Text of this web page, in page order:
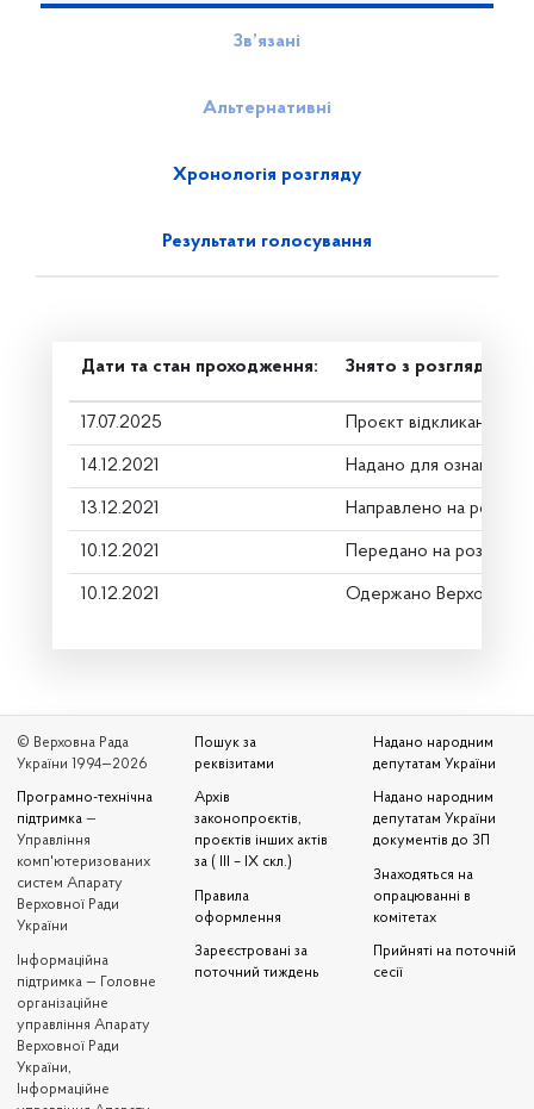
Зв’язані
Альтернативні
Хронологія розгляду
Результати голосування
Дати та стан проходження: Знято з розгляду
17.07.2025 Проєкт відкликано
14.12.2021 Надано для
13.12.2021 Направлено на
10.12.2021 Передано на розгляд
10.12.2021 Одержано Верховною
© Верховна Рада
України 1994—2026
Програмно-технічна
підтримка —
Управління
комп'ютеризованих
систем Апарату
Верховної Ради
України
Iнформаційна
підтримка — Головне
організаційне
управління Апарату
Верховної Ради
України,
Інформаційне
Пошук за
реквізитами
Архів
законопроєктів,
проєктів інших актів
за ( III – IX скл.)
Правила
оформлення
Зареєстровані за
поточний тиждень
Надано народним
депутатам України
Надано народним
депутатам України
документів до ЗП
Знаходяться на
опрацюванні в
комітетах
Прийняті на поточній
сесії